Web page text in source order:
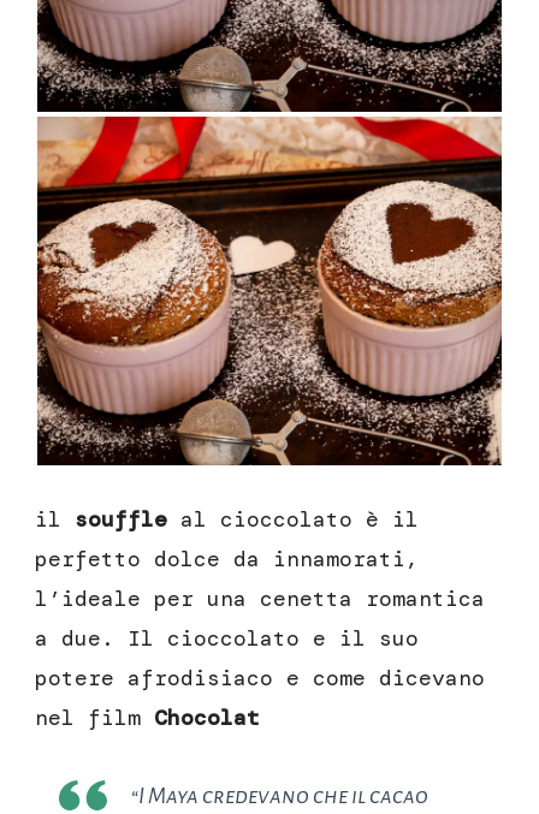
il souffle al cioccolato è il
perfetto dolce da innamorati,
l’ideale per una cenetta romantica
a due. Il cioccolato e il suo
potere afrodisiaco e come dicevano
nel film Chocolat
“I Maya credevano che il cacao